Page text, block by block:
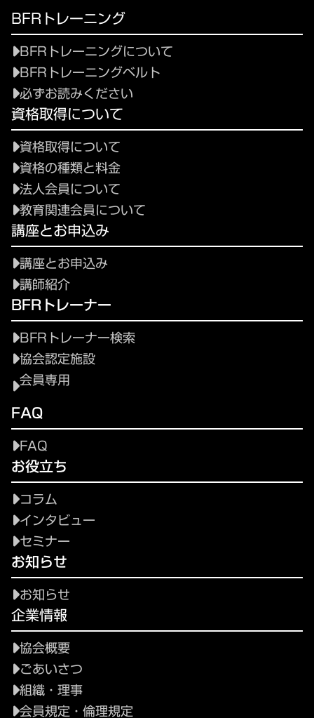
BFRトレーニング
BFRトレーニングについて
BFRトレーニングベルト
必ずお読みください
資格取得について
資格取得について
資格の種類と料金
法人会員について
教育関連会員について
講座とお申込み
講座とお申込み
講師紹介
BFRトレーナー
BFRトレーナー検索
協会認定施設
会員専用
FAQ
FAQ
お役立ち
コラム
インタビュー
セミナー
お知らせ
お知らせ
企業情報
協会概要
ごあいさつ
組織・理事
会員規定・倫理規定